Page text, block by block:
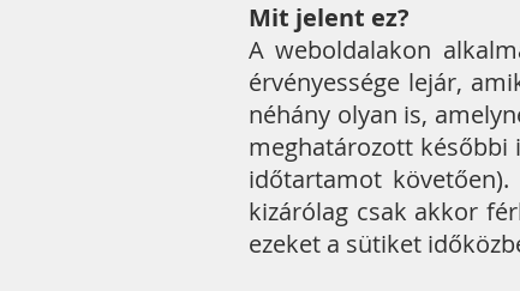
Mit jelent ez?
A weboldalakon
érvényessége lejár,
néhány olyan is,
meghatározott későbbi
időtartamot
kizárólag csak akkor
ezeket a sütiket